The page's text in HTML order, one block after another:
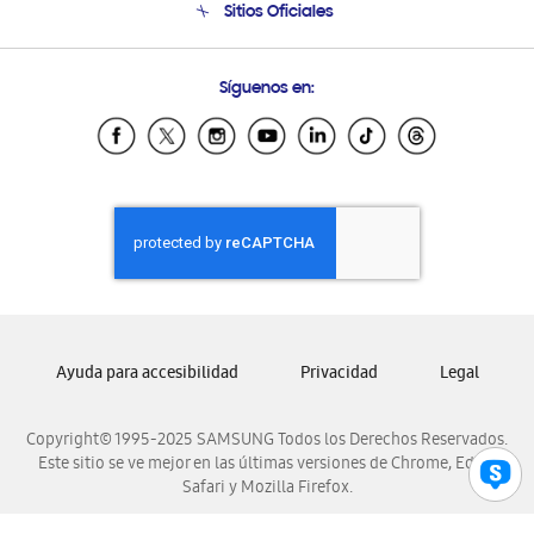
Condiciones de Compra
Soporte vía eMail
Sitios Oficiales
Samsung Ecuador
Samsung El Salvador
Samsung Honduras
Samsung Nicaragua
Samsung Panamá
Samsung Venezuela
Síguenos en:
Copyright© 1995-2025 SAMSUNG Todos los Derechos Reservados.
Este sitio se ve mejor en las últimas versiones de Chrome, Edge,
Safari y Mozilla Firefox.
Ayuda para accesibilidad Privacidad Legal